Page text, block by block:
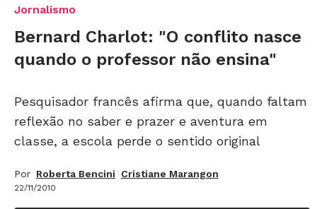
Jornalismo
Bernard Charlot: "O conflito nasce
quando o professor não ensina"
Pesquisador francês afirma que, quando faltam
reflexão no saber e prazer e aventura em
classe, a escola perde o sentido original
Por Roberta Bencini Cristiane Marangon
22/11/2010